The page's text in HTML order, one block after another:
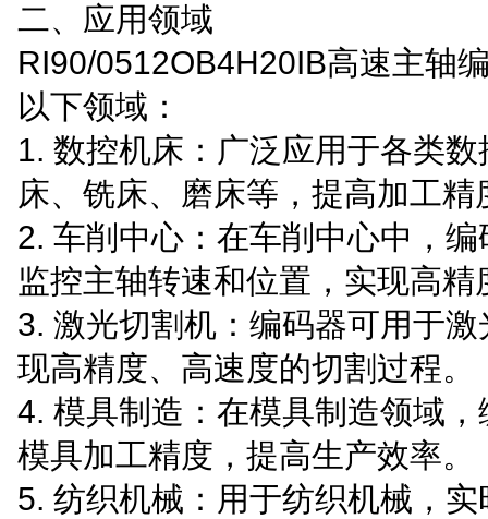
二、应用领域
RI90/0512OB4H20IB高速主轴
以下领域：
1. 数控机床：广泛应用于各类
床、铣床、磨床等，提高加工精
2. 车削中心：在车削中心中，
监控主轴转速和位置，实现高精
3. 激光切割机：编码器可用于
现高精度、高速度的切割过程。
4. 模具制造：在模具制造领域
模具加工精度，提高生产效率。
5. 纺织机械：用于纺织机械，